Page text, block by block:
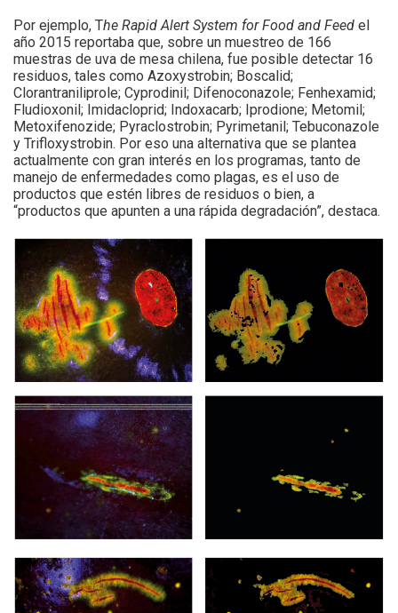
Por ejemplo, The Rapid Alert System for Food and Feed el
año 2015 reportaba que, sobre un muestreo de 166
muestras de uva de mesa chilena, fue posible detectar 16
residuos, tales como Azoxystrobin; Boscalid;
Clorantraniliprole; Cyprodinil; Difenoconazole; Fenhexamid;
Fludioxonil; Imidacloprid; Indoxacarb; Iprodione; Metomil;
Metoxifenozide; Pyraclostrobin; Pyrimetanil; Tebuconazole
y Trifloxystrobin. Por eso una alternativa que se plantea
actualmente con gran interés en los programas, tanto de
manejo de enfermedades como plagas, es el uso de
productos que estén libres de residuos o bien, a
“productos que apunten a una rápida degradación”, destaca.